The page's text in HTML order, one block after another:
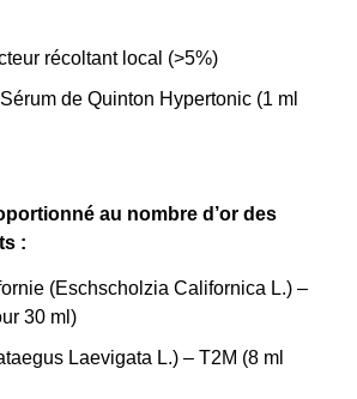
récoltant local (>5%)
de Quinton Hypertonic (1 ml
au nombre d’or des
:
(Eschscholzia Californica L.) –
30 ml)
Laevigata L.) – T2M (8 ml